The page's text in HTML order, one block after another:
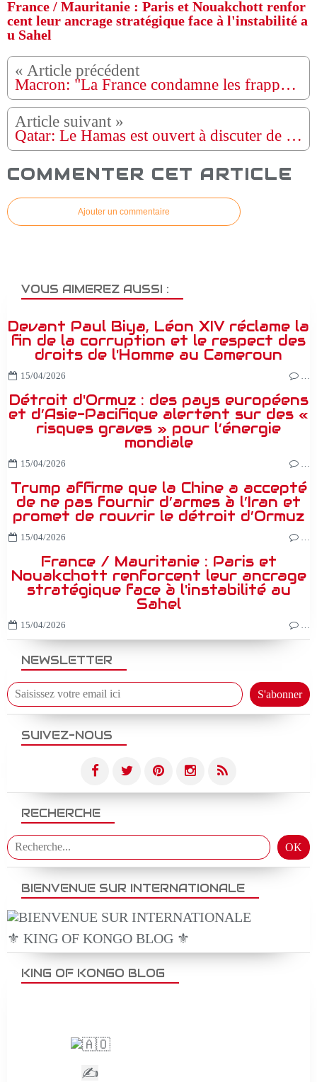
France / Mauritanie : Paris et Nouakchott renfor
cent leur ancrage stratégique face à l'instabilité a
u Sahel
Macron: "La France condamne les frappes russes contre les infrastructures critiques ukrainiennes"
Qatar: Le Hamas est ouvert à discuter de la manière dont il « ne représentera plus une menace pour Israël »
COMMENTER CET ARTICLE
Ajouter un commentaire
NEWSLETTER
SUIVEZ-NOUS
RECHERCHE
BIENVENUE SUR INTERNATIONALE
⚜️ KING OF KONGO BLOG ⚜️
VOUS AIMEREZ AUSSI :
Devant Paul Biya, Léon XIV réclame la
fin de la corruption et le respect des
droits de l'Homme au Cameroun
15/04/2026 …
Détroit d'Ormuz : des pays européens
et d’Asie-Pacifique alertent sur des «
risques graves » pour l’énergie
mondiale
15/04/2026 …
Trump affirme que la Chine a accepté
de ne pas fournir d’armes à l’Iran et
promet de rouvrir le détroit d’Ormuz
15/04/2026 …
France / Mauritanie : Paris et
Nouakchott renforcent leur ancrage
stratégique face à l'instabilité au
Sahel
15/04/2026 …
KING OF KONGO BLOG
✍